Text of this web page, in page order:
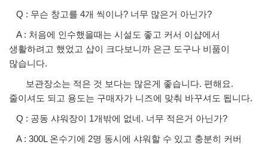
Q : 무슨 창고를 4개 씩이나? 너무 많은거 아닌가?
A : 처음에 인수했을때는 시설도 좋고 커서 이샵에서
생활하려고 했었고 샵이 크다보니까 은근 도구나 비품이
많습니다.
보관장소는 적은 것 보다는 많은게 좋습니다. 편해요.
줄이셔도 되고 용도는 구매자가 니즈에 맞춰 바꾸셔도 됩니다.
Q : 공동 샤워장이 1개밖에 없네. 너무 적은거 아닌가?
A : 300L 온수기에 2명 동시에 샤워할 수 있고 충분히 커버